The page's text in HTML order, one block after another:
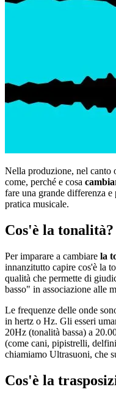
Nella produzione, nel canto
come, perché e cosa
fare una grande differenza e
pratica musicale.
Cos'è la tonalità?
Per imparare a cambiare la
innanzitutto capire cos'è la
qualità che permette di
basso" in associazione alle
Le frequenze delle onde
in hertz o Hz. Gli esseri
20Hz (tonalità bassa) a
(come cani, pipistrelli,
chiamiamo Ultrasuoni, che
Cos'è la